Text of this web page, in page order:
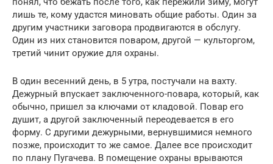
лишь те, кому удастся миновать общие работы. Один за
другим участники заговора продвигаются в обслугу.
Один из них становится поваром, другой — культоргом,
третий чинит оружие для охраны.
В один весенний день, в 5 утра, постучали на вахту.
Дежурный впускает заключенного-повара, который, как
обычно, пришел за ключами от кладовой. Повар его
душит, а другой заключенный переодевается в его
форму. С другими дежурными, вернувшимися немного
позже, происходит то же самое. Далее все происходит
по плану Пугачева. В помещение охраны врываются